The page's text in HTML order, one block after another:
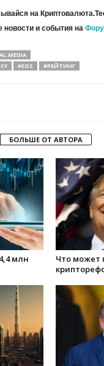
на
новости и события на
#EOS #РЕЙТИНГ
БОЛЬШЕ ОТ АВТОРА
млн
Что может